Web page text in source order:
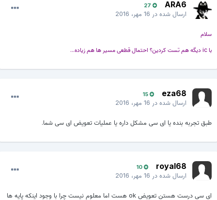
ARA6
27
ارسال شده در16 مهر، 2016
سلام
eza68
15
ارسال شده در16 مهر، 2016
طبق تجربه بنده یا ای سی مشکل داره یا عملیات تعویض ای سی شما.
royal68
10
ارسال شده در16 مهر، 2016
ای سی درست هستن تعویض ok هست اما معلوم نیست چرا با وجود اینکه پایه ها